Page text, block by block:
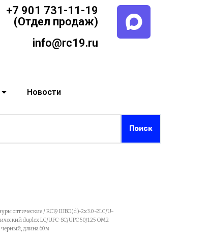
+7 901 731-11-19
(Отдел продаж)
info@rc19.ru
Новости
оптические / RC19 ШВО(d)-2х3.0-2LC/U-
duplex LC/UPC-SC/UPC 50/125 OM2
длина 60м